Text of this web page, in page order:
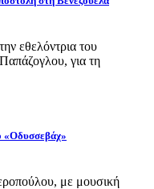
εθελόντρια του
για τη
«Οδυσσεβάχ»
με μουσική